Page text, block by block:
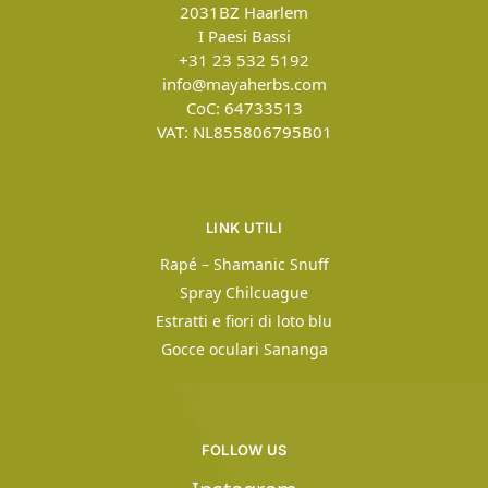
2031BZ Haarlem
I Paesi Bassi
+31 23 532 5192
info@mayaherbs.com
CoC: 64733513
VAT: NL855806795B01
LINK UTILI
Rapé – Shamanic Snuff
Spray Chilcuague
Estratti e fiori di loto blu
Gocce oculari Sananga
FOLLOW US